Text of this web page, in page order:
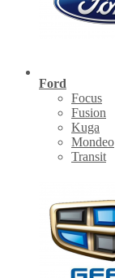
Ford
Focus
Fusion
Kuga
Mondeo
Transit